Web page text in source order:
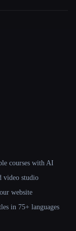
courses with AI
video studio
website
in 75+ languages